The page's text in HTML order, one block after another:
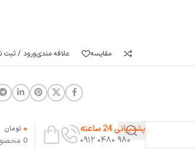
مقایسه علاقه مندیورود / ثبت
پشتیبانی 24 ساعته
۹۸۰ ۰۴۸۰ ۰۹۱۲
0
0 تومان